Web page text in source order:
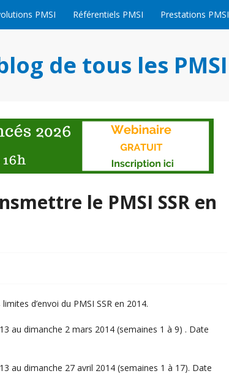
PMSI Référentiels PMSI Prestations PMSI
de tous les PMSI
le PMSI SSR en
d’envoi du PMSI SSR en 2014.
au dimanche 2 mars 2014 (semaines 1 à 9) . Date
au dimanche 27 avril 2014 (semaines 1 à 17). Date